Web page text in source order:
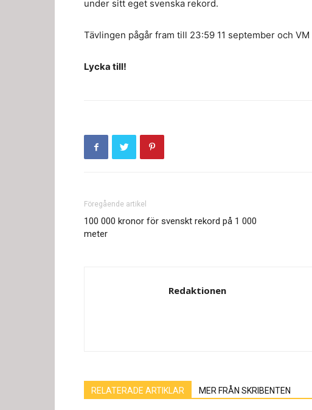
under sitt eget svenska rekord.
Tävlingen pågår fram till 23:59 11 september och
Lycka till!
Föregående artikel
100 000 kronor för svenskt rekord på 1 000
meter
Redaktionen
RELATERADE ARTIKLAR MER FRÅN SKRIBENTEN